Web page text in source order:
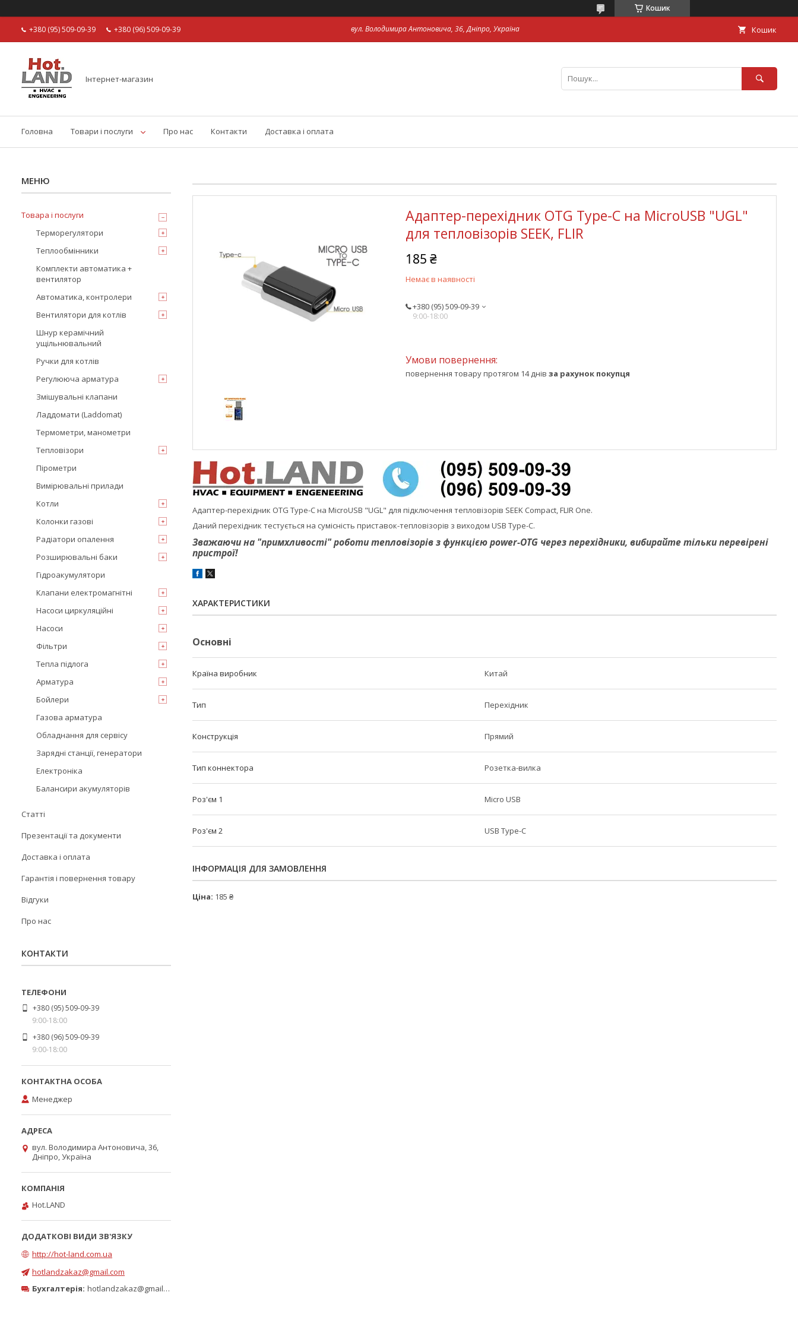
Кошик
+380 (95) 509-09-39 +380 (96) 509-09-39 вул. Володимира Антоновича, 36, Дніпро, Україна Кошик
Інтернет-магазин
Головна Товари і послуги Про нас Контакти Доставка і оплата
Адаптер-перехідник OTG Type-C на MicroUSB "UGL"
для тепловізорів SEEK, FLIR
185 ₴
Немає в наявності
+380 (95) 509-09-39
9:00-18:00
повернення товару протягом 14 днів за рахунок покупця
Адаптер-перехідник OTG Type-C на MicroUSB "UGL" для підключення тепловізорів SEEK Compact, FLIR One.
Даний перехідник тестується на сумісність приставок-тепловізорів з виходом USB Type-C.
Зважаючи на "примхливості" роботи тепловізорів з функцією power-OTG через перехідники, вибирайте тільки перевірені
пристрої!
ХАРАКТЕРИСТИКИ
Основні
Країна виробник Китай
Тип Перехідник
Конструкція Прямий
Тип коннектора Розетка-вилка
Роз'єм 1 Micro USB
Роз'єм 2 USB Type-C
ІНФОРМАЦІЯ ДЛЯ ЗАМОВЛЕННЯ
Ціна: 185 ₴
Товара і послуги
Терморегулятори
Теплообмінники
Комплекти автоматика +
вентилятор
Автоматика, контролери
Вентилятори для котлів
Шнур керамічний
ущільнювальний
Ручки для котлів
Регулююча арматура
Змішувальні клапани
Ладдомати (Laddomat)
Термометри, манометри
Тепловізори
Пірометри
Вимірювальні прилади
Котли
Колонки газові
Радіатори опалення
Розширювальні баки
Гідроакумулятори
Клапани електромагнітні
Насоси циркуляційні
Насоси
Фільтри
Тепла підлога
Арматура
Бойлери
Газова арматура
Обладнання для сервісу
Зарядні станції, генератори
Електроніка
Балансири акумуляторів
Статті
Презентації та документи
Доставка і оплата
Гарантія і повернення товару
Відгуки
Про нас
КОНТАКТИ
+380 (95) 509-09-39
9:00-18:00
+380 (96) 509-09-39
9:00-18:00
Менеджер
вул. Володимира Антоновича, 36,
Дніпро, Україна
Hot.LAND
http://hot-land.com.ua
hotlandzakaz@gmail.com
Бухгалтерія: hotlandzakaz@gmail.com